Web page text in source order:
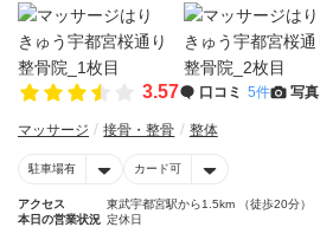
3.57 口コミ 5件 写真
マッサージ 接骨・整骨 整体
駐車場有 カード可
アクセス
東武宇都宮駅から1.5km （徒歩20分）
本日の営業状況 定休日